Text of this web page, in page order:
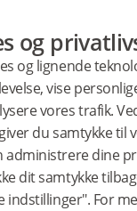
KATEGORIER
og
og lignende
vise
vores trafik.
du samtykke til
administrere dine
dit samtykke
indstillinger". For
Woodura Planks